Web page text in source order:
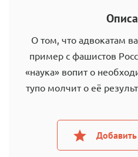
О том, что адвокатам
пример с фашистов
«наука» вопит о
тупо молчит о её